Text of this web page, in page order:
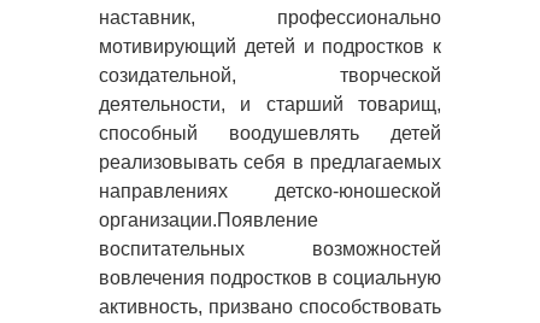
наставник, профессионально
мотивирующий детей и подростков к
созидательной, творческой
деятельности, и старший товарищ,
способный воодушевлять детей
реализовывать себя в предлагаемых
направлениях детско-юношеской
организации.Появление
воспитательных возможностей
вовлечения подростков в социальную
активность, призвано способствовать